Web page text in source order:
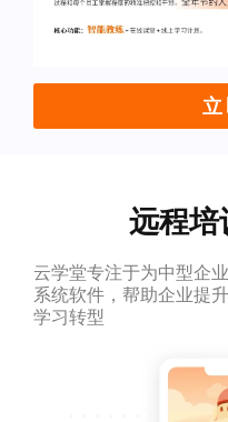
远程培
云学堂专注于为中型企
系统软件，帮助企业提
学习转型